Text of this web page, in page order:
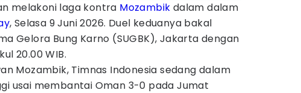
melakoni laga kontra Mozambik dalam dalam
, Selasa 9 Juni 2026. Duel keduanya bakal
Gelora Bung Karno (SUGBK), Jakarta dengan
20.00 WIB.
Mozambik, Timnas Indonesia sedang dalam
usai membantai Oman 3-0 pada Jumat